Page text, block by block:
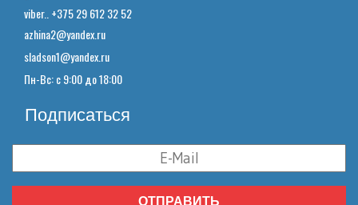
viber.. +375 29 612 32 52
azhina2@yandex.ru
sladson1@yandex.ru
Пн-Вс: с 9:00 до 18:00
Подписаться
ОТПРАВИТЬ